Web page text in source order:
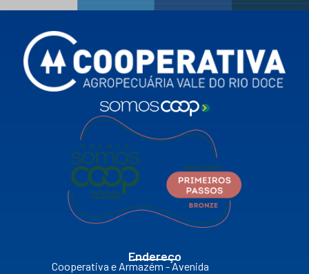
Endereço
Cooperativa e Armazém - Avenida